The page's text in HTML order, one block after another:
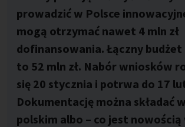
prowadzić w Polsce
mogą otrzymać nawet 4 mln zł
dofinansowania. Łączny
to 52 mln zł. Nabór wniosków
się 20 stycznia i potrwa do 17
Dokumentację można składać
polskim albo – co jest